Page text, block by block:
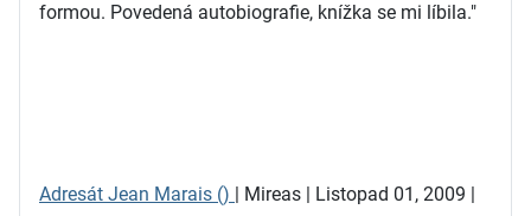
formou. Povedená autobiografie, knížka se mi líbila."
Adresát Jean Marais () | Mireas | Listopad 01, 2009 |